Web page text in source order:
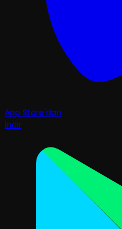
App Store'dan
İndir